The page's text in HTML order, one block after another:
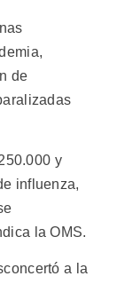
de
y
influenza,
la OMS.
a la